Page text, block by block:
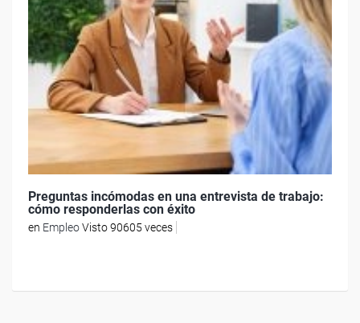
Preguntas incómodas en una entrevista de trabajo:
cómo responderlas con éxito
en EmpleoVisto 90605 veces